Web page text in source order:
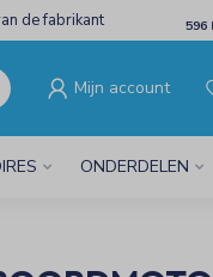
de fabrikant 596
Mijn account
ONDERDELEN